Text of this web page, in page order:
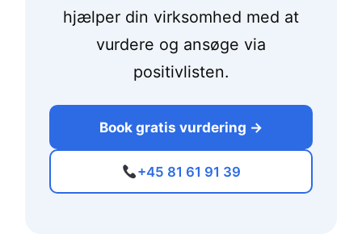
hjælper din virksomhed med at
vurdere og ansøge via
positivlisten.
Book gratis vurdering →
+45 81 61 91 39